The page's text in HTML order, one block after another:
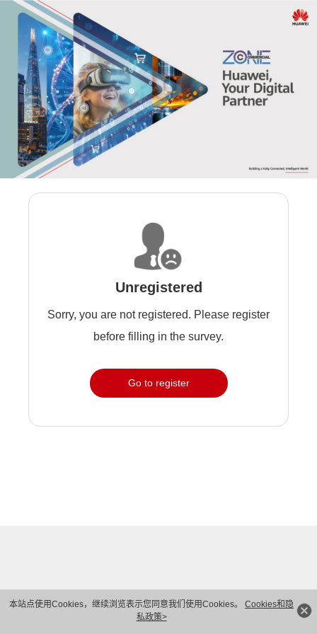
本站点使用Cookies，继续浏览表示您同意我们使用Cookies。 Cookies和隐
私政策>
Unregistered
Sorry, you are not registered. Please register
before filling in the survey.
Go to register